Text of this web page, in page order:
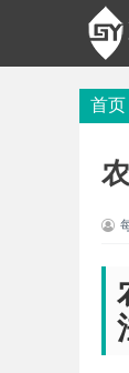
首页